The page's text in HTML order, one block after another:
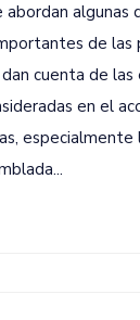
algunas
de las
cuenta de las
en el
especialmente